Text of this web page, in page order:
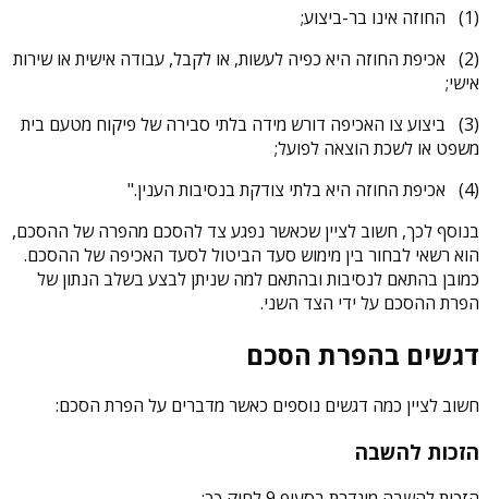
(1) החוזה אינו בר-ביצוע;
(2) אכיפת החוזה היא כפיה לעשות, או לקבל, עבודה אישית או שירות
אישי;
(3) ביצוע צו האכיפה דורש מידה בלתי סבירה של פיקוח מטעם בית
משפט או לשכת הוצאה לפועל;
(4) אכיפת החוזה היא בלתי צודקת בנסיבות הענין."
בנוסף לכך, חשוב לציין שכאשר נפגע צד להסכם מהפרה של ההסכם,
הוא רשאי לבחור בין מימוש סעד הביטול לסעד האכיפה של ההסכם.
כמובן בהתאם לנסיבות ובהתאם למה שניתן לבצע בשלב הנתון של
הפרת ההסכם על ידי הצד השני.
דגשים בהפרת הסכם
חשוב לציין כמה דגשים נוספים כאשר מדברים על הפרת הסכם:
הזכות להשבה